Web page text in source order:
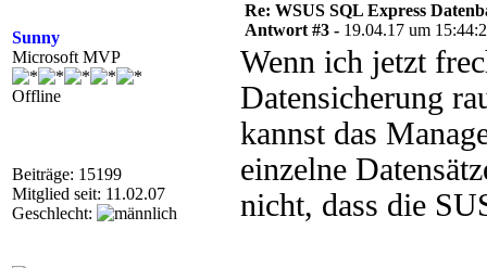
Sunny
Microsoft MVP
Offline
Beiträge: 15199
Mitglied seit: 11.02.07
Geschlecht:
Re: WSUS SQL Express
Antwort #3 - 19.04.17 um
Wenn ich jetzt
Datensicherung
kannst das
einzelne
nicht, dass die